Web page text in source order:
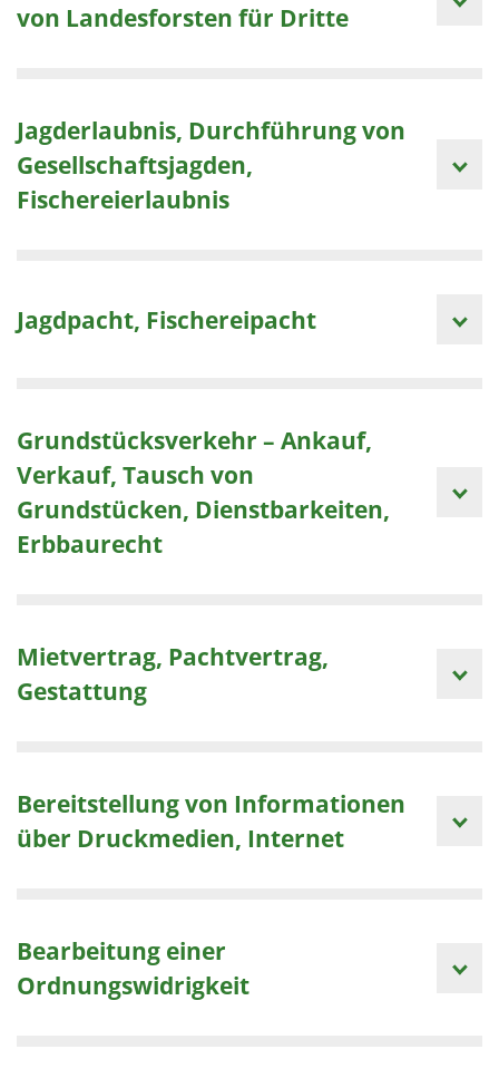
von Landesforsten für Dritte
Jagderlaubnis, Durchführung von
Gesellschaftsjagden,
Fischereierlaubnis
Jagdpacht, Fischereipacht
Grundstücksverkehr – Ankauf,
Verkauf, Tausch von
Grundstücken, Dienstbarkeiten,
Erbbaurecht
Mietvertrag, Pachtvertrag,
Gestattung
Bereitstellung von Informationen
über Druckmedien, Internet
Bearbeitung einer
Ordnungswidrigkeit